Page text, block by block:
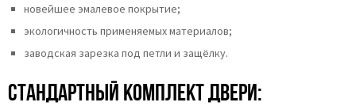
новейшее эмалевое покрытие;
экологичность применяемых материалов;
заводская зарезка под петли и защёлку.
Стандартный комплект двери: